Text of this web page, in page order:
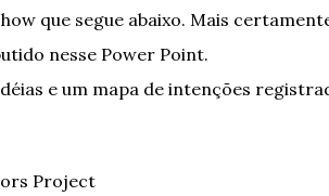
que segue abaixo. Mais
nesse Power Point.
e um mapa de intenções
Project